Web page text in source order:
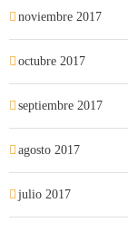
noviembre 2017
octubre 2017
septiembre 2017
agosto 2017
julio 2017